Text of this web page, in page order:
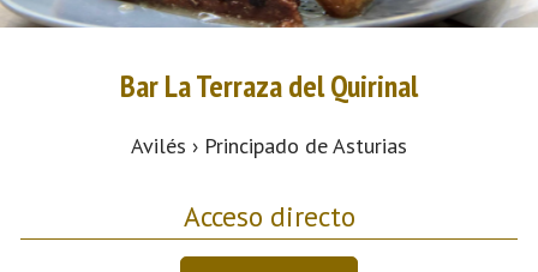
Bar La Terraza del Quirinal
Avilés › Principado de Asturias
Acceso directo